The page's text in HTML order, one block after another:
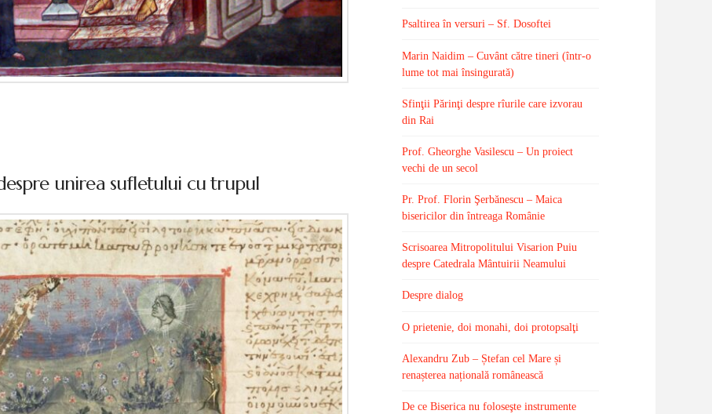
unirea sufletului cu trupul
Psaltirea în versuri – Sf. Dosoftei
Marin Naidim – Cuvânt către tineri (într-o
lume tot mai însingurată)
Sfinţii Părinţi despre rîurile care izvorau
din Rai
Prof. Gheorghe Vasilescu – Un proiect
vechi de un secol
Pr. Prof. Florin Şerbănescu – Maica
bisericilor din întreaga Românie
Scrisoarea Mitropolitului Visarion Puiu
despre Catedrala Mântuirii Neamului
Despre dialog
O prietenie, doi monahi, doi protopsalţi
Alexandru Zub – Ștefan cel Mare și
renașterea națională românească
De ce Biserica nu foloseşte instrumente